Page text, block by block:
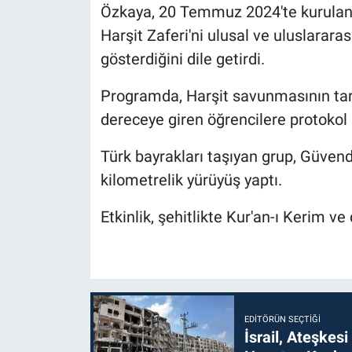
Özkaya, 20 Temmuz 2024'te
Harşit Zaferi'ni ulusal ve
gösterdiğini dile getirdi.
Programda, Harşit savunmasının
dereceye giren öğrencilere
Türk bayrakları taşıyan grup,
kilometrelik yürüyüş yaptı.
Etkinlik, şehitlikte Kur'an-ı Kerim ve
EDITÖRÜN SEÇTIĞI
İsrail, Ateşkesi